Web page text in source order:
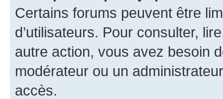
Certains forums peuvent être
d’utilisateurs. Pour consulter,
autre action, vous avez besoin
modérateur ou un
accès.